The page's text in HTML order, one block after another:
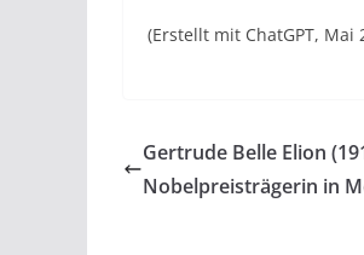
(Erstellt mit ChatGPT, Mai
Gertrude Belle Elion
Nobelpreisträgerin in